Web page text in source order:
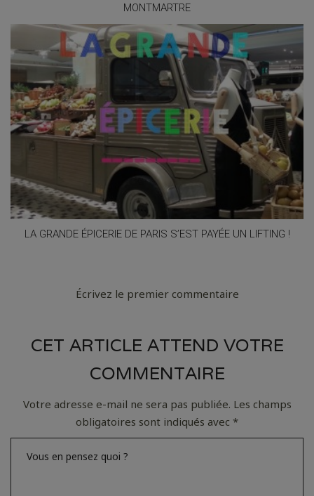
MONTMARTRE
LA GRANDE ÉPICERIE DE PARIS S’EST PAYÉE UN LIFTING !
Écrivez le premier commentaire
CET ARTICLE ATTEND VOTRE
COMMENTAIRE
Votre adresse e-mail ne sera pas publiée. Les champs
obligatoires sont indiqués avec *